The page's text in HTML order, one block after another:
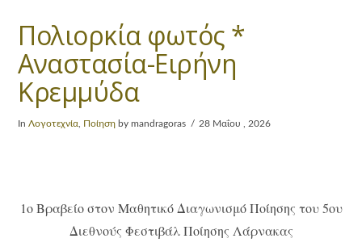
Πολιορκία φωτός *
Αναστασία-Ειρήνη
Κρεμμύδα
InΛογοτεχνία Ποίηση by mandragoras 28 Μαΐου , 2026
1ο Βραβείο στον Μαθητικό Διαγωνισμό Ποίησης του 5ου
Διεθνούς Φεστιβάλ Ποίησης Λάρνακας